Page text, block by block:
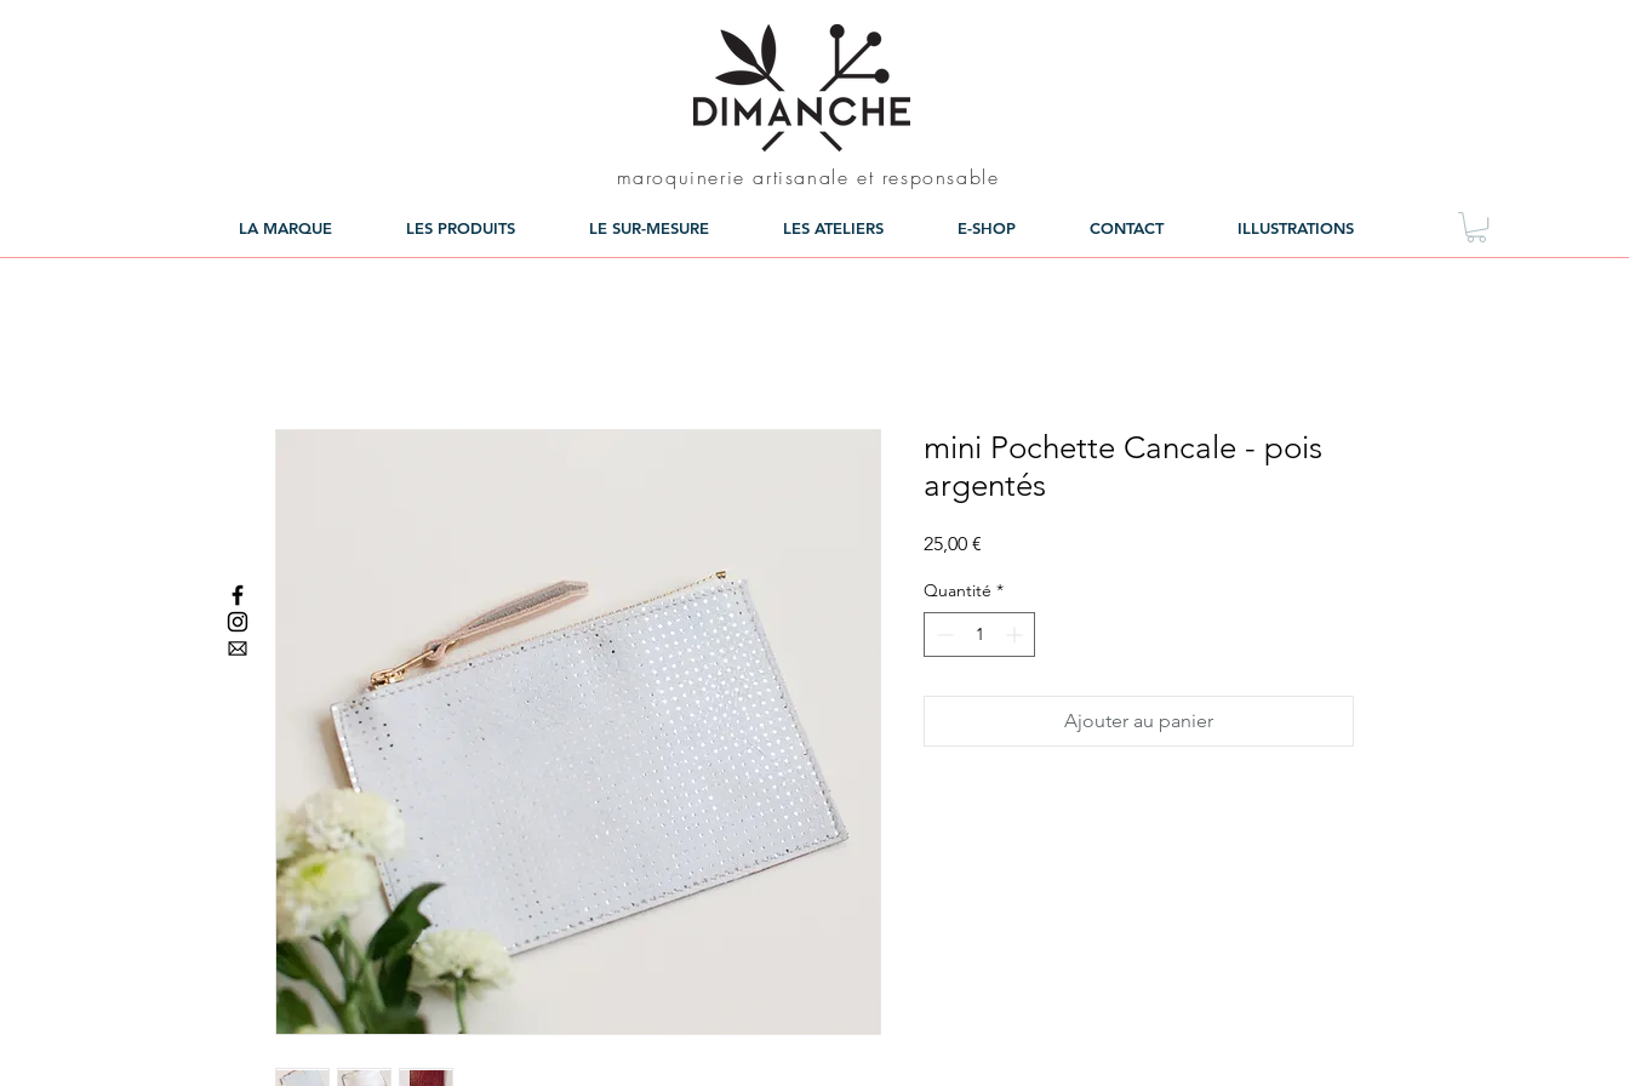
maroquinerie artisanale et responsable
LA MARQUE LES PRODUITS LE SUR-MESURE LES ATELIERS E-SHOP CONTACT ILLUSTRATIONS
mini Pochette Cancale - pois
argentés
25,00 €
Quantité *
Ajouter au panier